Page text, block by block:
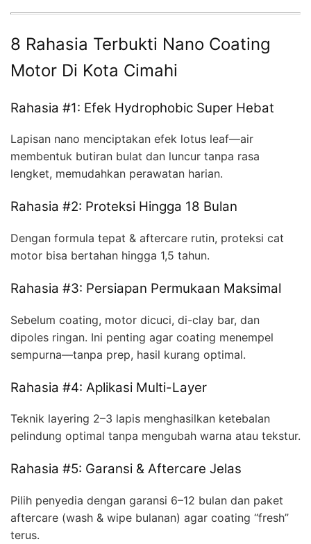
8 Rahasia Terbukti Nano Coating
Motor Di Kota Cimahi
Rahasia #1: Efek Hydrophobic Super Hebat
Lapisan nano menciptakan efek lotus leaf—air
membentuk butiran bulat dan luncur tanpa rasa
lengket, memudahkan perawatan harian.
Rahasia #2: Proteksi Hingga 18 Bulan
Dengan formula tepat & aftercare rutin, proteksi cat
motor bisa bertahan hingga 1,5 tahun.
Rahasia #3: Persiapan Permukaan Maksimal
Sebelum coating, motor dicuci, di-clay bar, dan
dipoles ringan. Ini penting agar coating menempel
sempurna—tanpa prep, hasil kurang optimal.
Rahasia #4: Aplikasi Multi-Layer
Teknik layering 2–3 lapis menghasilkan ketebalan
pelindung optimal tanpa mengubah warna atau tekstur.
Rahasia #5: Garansi & Aftercare Jelas
Pilih penyedia dengan garansi 6–12 bulan dan paket
aftercare (wash & wipe bulanan) agar coating “fresh”
terus.